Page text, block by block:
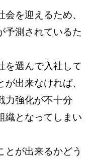
を迎えるため、
予測されているた
を選んで入社して
出来なければ、
力強化が不十分
織となってしまい
とが出来るかどう